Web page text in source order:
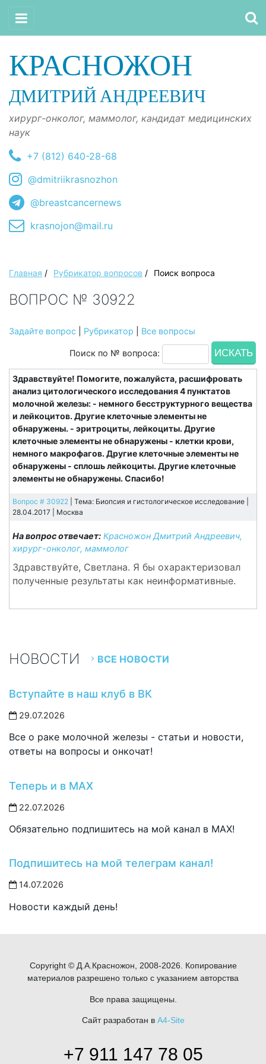
КРАСНОЖОН
ДМИТРИЙ АНДРЕЕВИЧ
хирург-онколог, маммолог, кандидат медицинских
наук
+7 (812) 640-28-68
@dmitriikrasnozhon
@breastcancernews
krasnojon@mail.ru
Главная / Рубрикатор вопросов / Поиск вопроса
ВОПРОС № 30922
Задайте вопрос Рубрикатор Все вопросы
Поиск по № вопроса:
Здравствуйте! Помогите, пожалуйста, расшифровать
анализ цитологического исследования 4 пунктатов
молочной железы: - немного бесструктурного вещества
и лейкоцитов. Другие клеточные элементы не
обнаружены. - эритроциты, лейкоциты. Другие
клеточные элементы не обнаружены - клетки крови,
немного макрофагов. Другие клеточные элементы не
обнаружены - сплошь лейкоциты. Другие клеточные
элементы не обнаружены. Спасибо!
Вопрос # 30922 | Тема: Биопсия и гистологическое исследование |
28.04.2017 | Москва
На вопрос отвечает: Красножон Дмитрий Андреевич,
хирург-онколог, маммолог
Здравствуйте, Светлана. Я бы охарактеризовал
полученные результаты как неинформативные.
НОВОСТИ ВСЕ НОВОСТИ
Вступайте в наш клуб в ВК
29.07.2026
Все о раке молочной железы - статьи и новости,
ответы на вопросы и онкочат!
Теперь и в MAX
22.07.2026
Обязательно подпишитесь на мой канал в MAX!
Подпишитесь на мой телеграм канал!
14.07.2026
Новости каждый день!
Copyright © Д.А.Красножон, 2008-2026. Копирование
материалов разрешено только с указанием авторства
Все права защищены.
Сайт разработан в A4-Site
+7 911 147 78 05